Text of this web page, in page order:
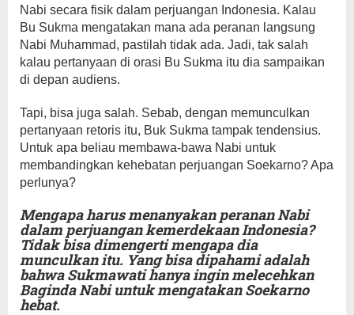
Nabi secara fisik dalam perjuangan Indonesia. Kalau
Bu Sukma mengatakan mana ada peranan langsung
Nabi Muhammad, pastilah tidak ada. Jadi, tak salah
kalau pertanyaan di orasi Bu Sukma itu dia sampaikan
di depan audiens.
Tapi, bisa juga salah. Sebab, dengan memunculkan
pertanyaan retoris itu, Buk Sukma tampak tendensius.
Untuk apa beliau membawa-bawa Nabi untuk
membandingkan kehebatan perjuangan Soekarno? Apa
perlunya?
Mengapa harus menanyakan peranan Nabi
dalam perjuangan kemerdekaan Indonesia?
Tidak bisa dimengerti mengapa dia
munculkan itu. Yang bisa dipahami adalah
bahwa Sukmawati hanya ingin melecehkan
Baginda Nabi untuk mengatakan Soekarno
hebat.